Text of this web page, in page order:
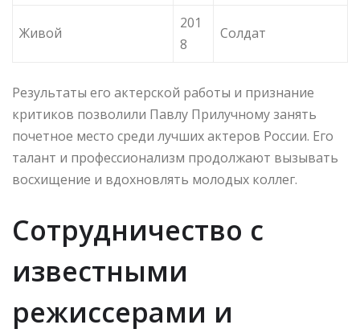
Живой
201
8
Солдат
Результаты его актерской работы и признание
критиков позволили Павлу Прилучному занять
почетное место среди лучших актеров России. Его
талант и профессионализм продолжают вызывать
восхищение и вдохновлять молодых коллег.
Сотрудничество с
известными
режиссерами и